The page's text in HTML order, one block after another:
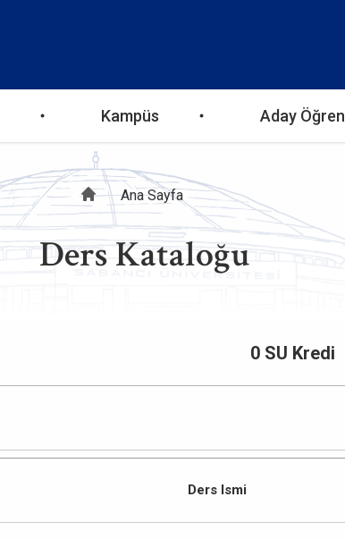
Kampüs Aday
Sayfa
yolu
Ana Sayfa
Ders Kataloğu
0 SU Kredi
Ders Ismi